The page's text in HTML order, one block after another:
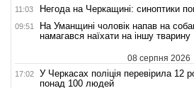
11:03 Негода на Черкащині: синоптики
09:51
На Уманщині чоловік напав на
намагався наїхати на іншу тварину
08 серпня 2026
17:02
У Черкасах поліція перевірила 12
понад 100 людей